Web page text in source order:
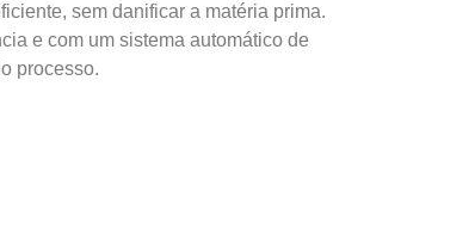
sem danificar a matéria prima.
e com um sistema automático de
processo.